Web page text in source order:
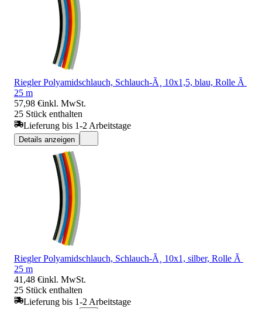
Riegler Polyamidschlauch, Schlauch-Ã¸ 10x1,5, blau, Rolle Ã
25 m
57,98 €inkl. MwSt.
25 Stück enthalten
Lieferung bis 1-2 Arbeitstage
Details anzeigen
Riegler Polyamidschlauch, Schlauch-Ã¸ 10x1, silber, Rolle Ã
25 m
41,48 €inkl. MwSt.
25 Stück enthalten
Lieferung bis 1-2 Arbeitstage